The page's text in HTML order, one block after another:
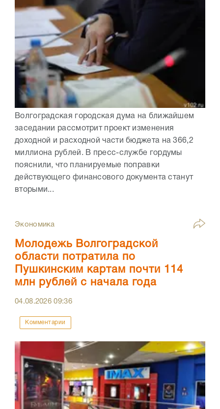
Волгоградская городская дума на ближайшем
заседании рассмотрит проект изменения
доходной и расходной части бюджета на 366,2
миллиона рублей. В пресс-службе гордумы
пояснили, что планируемые поправки
действующего финансового документа станут
вторыми...
Экономика
Молодежь Волгоградской
области потратила по
Пушкинским картам почти 114
млн рублей с начала года
04.08.202609:36
Комментарии